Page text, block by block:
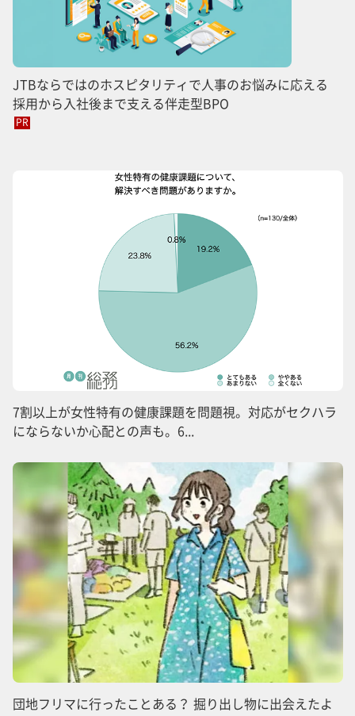
JTBならではのホスピタリティで人事のお悩みに応える
採用から入社後まで支える伴走型BPO
PR
7割以上が女性特有の健康課題を問題視。対応がセクハラ
にならないか心配との声も。6...
団地フリマに行ったことある？ 掘り出し物に出会えたよ